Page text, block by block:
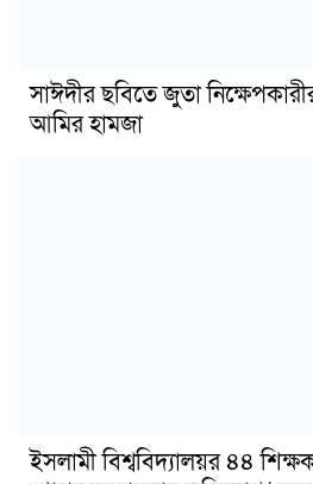
সাঈদীর ছবিতে জুতা
আমির হামজা
ইসলামী বিশ্ববিদ্যালয়র ৪৪